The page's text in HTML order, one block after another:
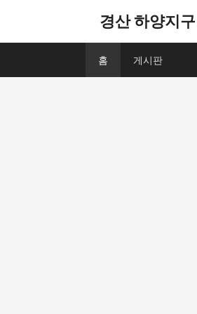
경산 하양지
홈 게시판